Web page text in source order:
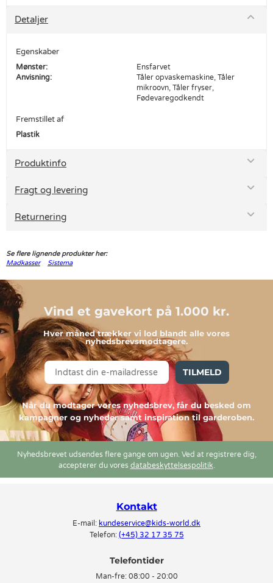
Detaljer
Egenskaber
Mønster:
Ensfarvet
Anvisning:
Tåler opvaskemaskine, Tåler
mikroovn, Tåler fryser,
Fødevaregodkendt
Fremstillet af
Plastik
Produktinfo
Fragt og levering
Returnering
Se flere lignende produkter her:
Madkasser
Sistema
Vind et gavekort på 1.000 kr.
Hver måned trækker vi lod blandt alle vores
nyhedsbrevsmodtagere.
TILMELD
Når du modtager vores nyhedsbrev, får du besked om
kampagner og nyheder samt inspiration til garderoben.
Nyhedsbrevet udsendes flere gange om ugen. Ved at registrere dig,
accepterer du vores databeskyttelsespolitik.
Kontakt
E-mail: kundeservice@kids-world.dk
Telefon: (+45) 32 17 35 75
Telefontider
Man-fre: 08:00 - 20:00